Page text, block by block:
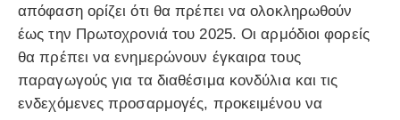
απόφαση ορίζει ότι θα πρέπει να ολοκληρωθούν
έως την Πρωτοχρονιά του 2025. Οι αρμόδιοι φορείς
θα πρέπει να ενημερώνουν έγκαιρα τους
παραγωγούς για τα διαθέσιμα κονδύλια και τις
ενδεχόμενες προσαρμογές, προκειμένου να